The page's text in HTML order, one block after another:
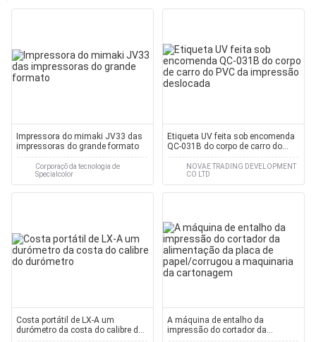
Impressora do mimaki JV33 das
impressoras do grande formato
Corporaçõ da tecnologia de
Specialcolor
Etiqueta UV feita sob encomenda
QC-031B do corpo de carro do
PVC da impressão deslocada
NOVAE TRADING DEVELOPMENT
CO LTD
Costa portátil de LX-A um
durómetro da costa do calibre do
durómetro
A máquina de entalho da
impressão do cortador da
alimentação da placa de